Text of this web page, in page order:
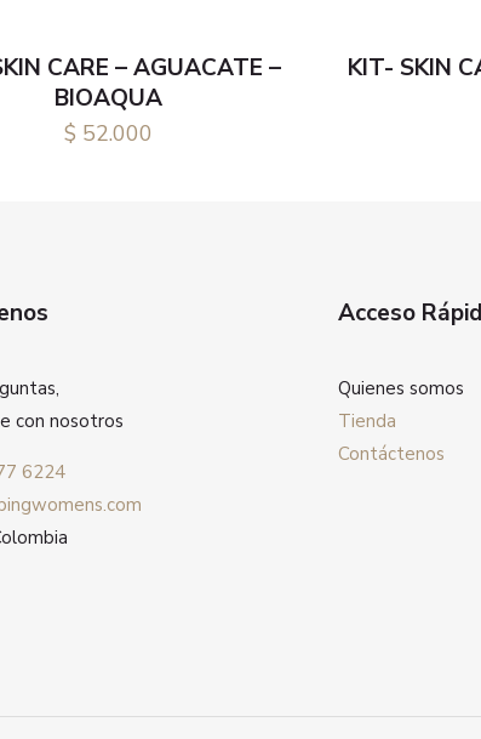
CARE – AGUACATE –
BIOAQUA
$ 52.000
KIT- SKIN
con nosotros
6224
Acceso
Quienes somos
Tienda
Contáctenos